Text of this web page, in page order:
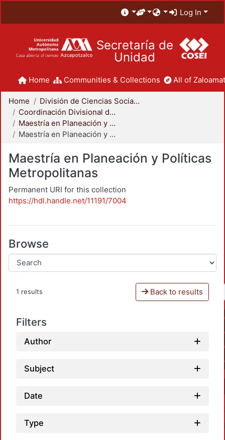
Log In
Secretaría de
Unidad
Home Communities & Collections All of
Home
División de Ciencias Sociales y Humanidades
Coordinación Divisional de Posgrado
Maestría en Planeación y Políticas Metropolitanas
Maestría en Planeación y Políticas Metropolitanas
Maestría en Planeación y Políticas
Metropolitanas
Permanent URI for this collection
https://hdl.handle.net/11191/7004
Browse
1 results Back to results
Filters
Author
Subject
Date
Type